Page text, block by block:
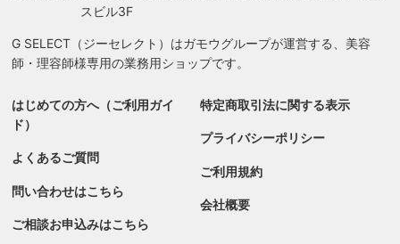
検索す
スビル3F
G SELECT（ジーセレクト）はガモウグループが運営する、美容
師・理容師様専用の業務用ショップです。
はじめての方へ（ご利用ガイ
ド）
よくあるご質問
問い合わせはこちら
ご相談お申込みはこちら
特定商取引法に関する表示
プライバシーポリシー
ご利用規約
会社概要